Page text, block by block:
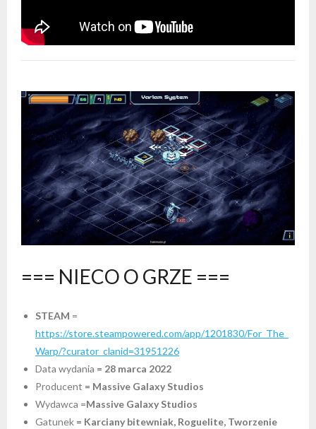
=== NIECO O GRZE ===
STEAM =
https://store.steampowered.com/app/1201830/For_The_
Warp/?curator_clanid=31951226
Data wydania = 28 marca 2022
Producent = Massive Galaxy Studios
Wydawca =Massive Galaxy Studios
Gatunek = Karciany bitewniak, Roguelite, Tworzenie